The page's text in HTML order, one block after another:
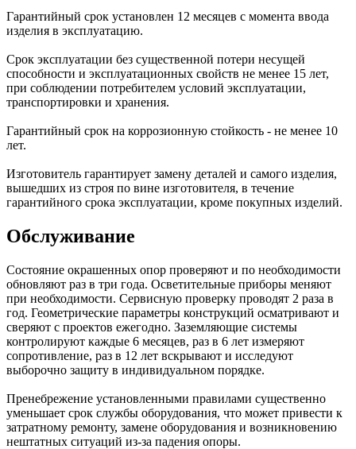
Гарантийный срок установлен 12 месяцев с момента ввода
изделия в эксплуатацию.
Срок эксплуатации без существенной потери несущей
способности и эксплуатационных свойств не менее 15 лет,
при соблюдении потребителем условий эксплуатации,
транспортировки и хранения.
Гарантийный срок на коррозионную стойкость - не менее 10
лет.
Изготовитель гарантирует замену деталей и самого изделия,
вышедших из строя по вине изготовителя, в течение
гарантийного срока эксплуатации, кроме покупных изделий.
Обслуживание
Состояние окрашенных опор проверяют и по необходимости
обновляют раз в три года. Осветительные приборы меняют
при необходимости. Сервисную проверку проводят 2 раза в
год. Геометрические параметры конструкций осматривают и
сверяют с проектов ежегодно. Заземляющие системы
контролируют каждые 6 месяцев, раз в 6 лет измеряют
сопротивление, раз в 12 лет вскрывают и исследуют
выборочно защиту в индивидуальном порядке.
Пренебрежение установленными правилами существенно
уменьшает срок службы оборудования, что может привести к
затратному ремонту, замене оборудования и возникновению
нештатных ситуаций из-за падения опоры.